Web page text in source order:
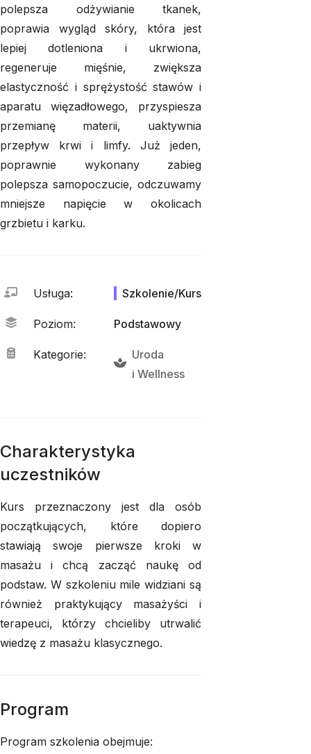
polepsza odżywianie tkanek,
poprawia wygląd skóry, która jest
lepiej dotleniona i ukrwiona,
regeneruje mięśnie, zwiększa
elastyczność i sprężystość stawów i
aparatu więzadłowego, przyspiesza
przemianę materii, uaktywnia
przepływ krwi i limfy. Już jeden,
poprawnie wykonany zabieg
polepsza samopoczucie, odczuwamy
mniejsze napięcie w okolicach
grzbietu i karku.
Usługa: Szkolenie/Kurs
Poziom: Podstawowy
Kategorie:
Uroda
i Wellness
Charakterystyka
uczestników
Kurs przeznaczony jest dla osób
początkujących, które dopiero
stawiają swoje pierwsze kroki w
masażu i chcą zacząć naukę od
podstaw. W szkoleniu mile widziani są
również praktykujący masażyści i
terapeuci, którzy chcieliby utrwalić
wiedzę z masażu klasycznego.
Program
Program szkolenia obejmuje: